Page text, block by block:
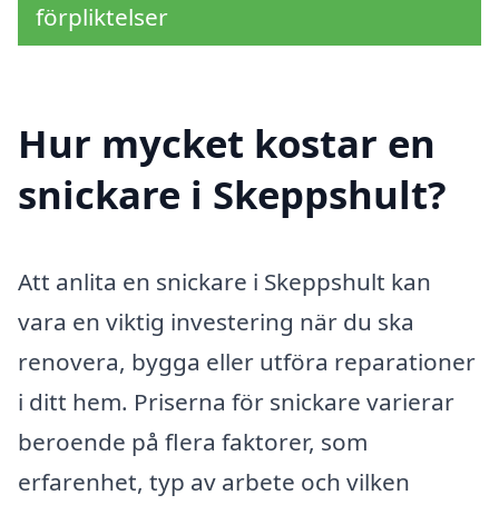
förpliktelser
Hur mycket kostar en
snickare i Skeppshult?
Att anlita en snickare i Skeppshult kan
vara en viktig investering när du ska
renovera, bygga eller utföra reparationer
i ditt hem. Priserna för snickare varierar
beroende på flera faktorer, som
erfarenhet, typ av arbete och vilken